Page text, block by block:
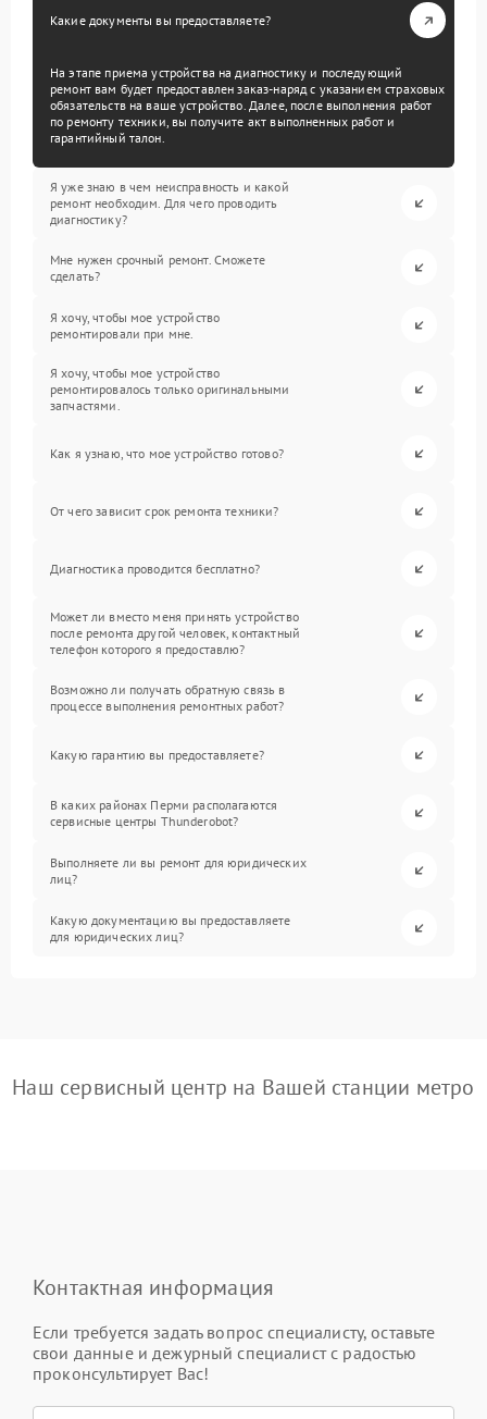
Какие документы вы предоставляете?
На этапе приема устройства на диагностику и последующий
ремонт вам будет предоставлен заказ-наряд с указанием страховых
обязательств на ваше устройство. Далее, после выполнения работ
по ремонту техники, вы получите акт выполненных работ и
гарантийный талон.
Я уже знаю в чем неисправность и какой
ремонт необходим. Для чего проводить
диагностику?
Мне нужен срочный ремонт. Сможете
сделать?
Я хочу, чтобы мое устройство
ремонтировали при мне.
Я хочу, чтобы мое устройство
ремонтировалось только оригинальными
запчастями.
Как я узнаю, что мое устройство готово?
От чего зависит срок ремонта техники?
Диагностика проводится бесплатно?
Может ли вместо меня принять устройство
после ремонта другой человек, контактный
телефон которого я предоставлю?
Возможно ли получать обратную связь в
процессе выполнения ремонтных работ?
Какую гарантию вы предоставляете?
В каких районах Перми располагаются
сервисные центры Thunderobot?
Выполняете ли вы ремонт для юридических
лиц?
Какую документацию вы предоставляете
для юридических лиц?
Наш сервисный центр на Вашей станции метро
Контактная информация
Если требуется задать вопрос специалисту, оставьте
свои данные и дежурный специалист с радостью
проконсультирует Вас!